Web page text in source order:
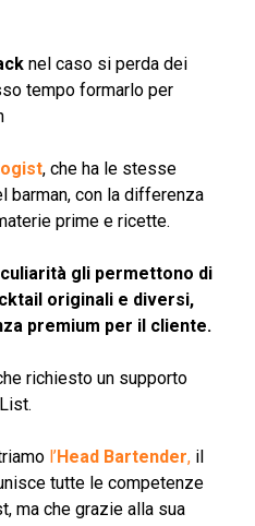
nel caso si perda dei
tempo formarlo per
, che ha le stesse
barman, con la differenza
prime e ricette.
gli permettono di
originali e diversi,
premium per il cliente.
richiesto un supporto
l’Head Bartender,il
tutte le competenze
ma che grazie alla sua